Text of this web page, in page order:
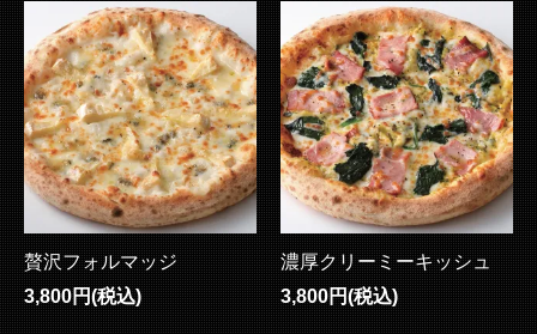
贅沢フォルマッジ
3,800円(税込)
濃厚クリーミーキッシュ
3,800円(税込)